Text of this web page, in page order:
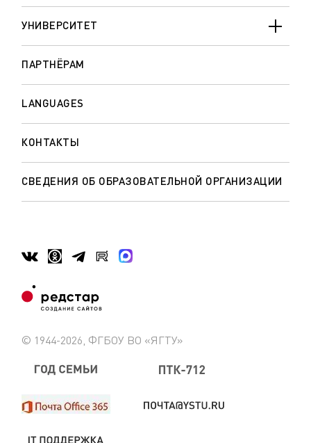
УНИВЕРСИТЕТ
ПАРТНЁРАМ
LANGUAGES
КОНТАКТЫ
СВЕДЕНИЯ ОБ ОБРАЗОВАТЕЛЬНОЙ ОРГАНИЗАЦИИ
© 1944-2026, ФГБОУ ВО «ЯГТУ»